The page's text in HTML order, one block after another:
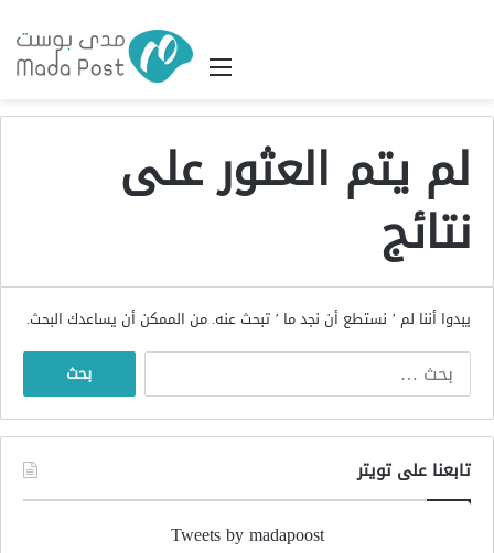
القائمة
لم يتم العثور على
نتائج
يبدوا أننا لم ’ نستطع أن نجد ما ’ تبحث عنه. من الممكن أن يساعدك البحث.
البحث
تابعنا على تويتر
Tweets by madapoost